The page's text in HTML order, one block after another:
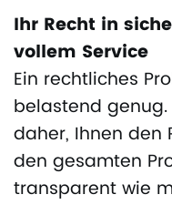
Ihr Recht in
vollem Service
Ein rechtliches
belastend
daher, Ihnen den
den gesamten
transparent wie